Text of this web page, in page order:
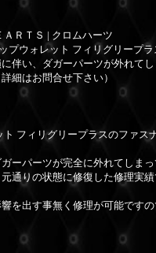
ＡＲＴＳ | クロムハーツ
プウォレット フィリグリープラ
伴い、ダガーパーツが外れて
細はお問合せ下さい）
フィリグリープラスのファス
ーパーツが完全に外れてしまっ
通りの状態に修復した修理実績
を出す事無く修理が可能ですの